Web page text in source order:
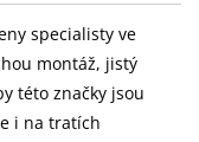
specialisty ve
montáž, jistý
této značky jsou
i na tratích